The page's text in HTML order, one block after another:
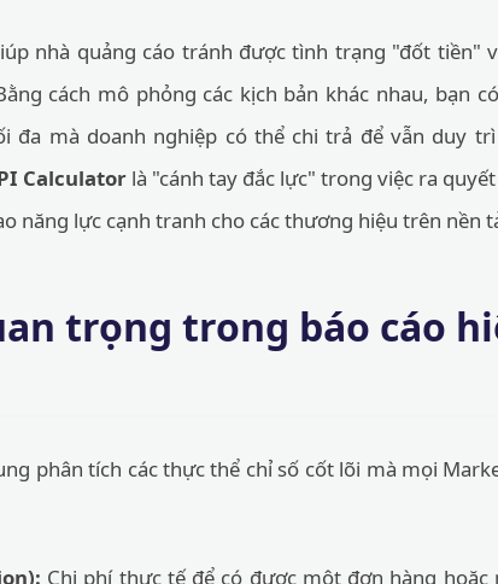
nhà quảng cáo tránh được tình trạng "đốt tiền"
cách mô phỏng các kịch bản khác nhau, bạn
đa mà doanh nghiệp có thể chi trả để vẫn duy
Calculator là "cánh tay đắc lực" trong việc ra
năng lực cạnh tranh cho các thương hiệu trên nền
trọng trong báo cáo
phân tích các thực thể chỉ số cốt lõi mà mọi
Chi phí thực tế để có được một đơn hàng